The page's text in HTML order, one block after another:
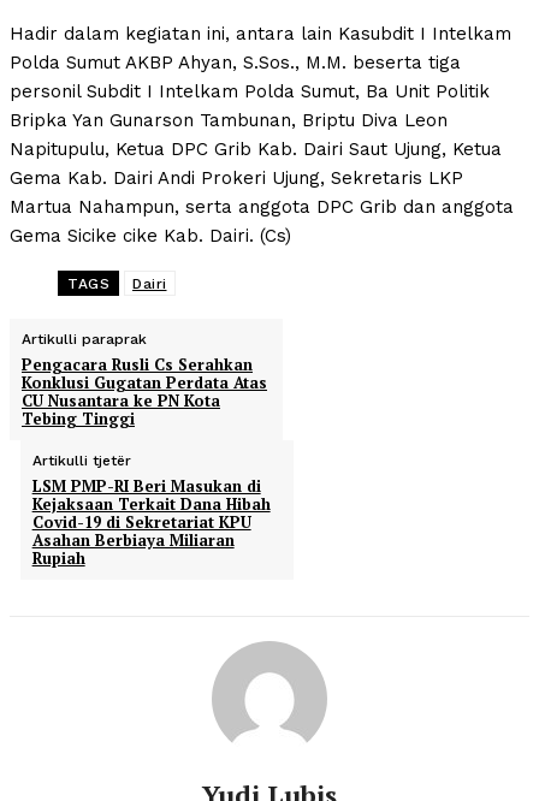
Hadir dalam kegiatan ini, antara lain Kasubdit I Intelkam
Polda Sumut AKBP Ahyan, S.Sos., M.M. beserta tiga
personil Subdit I Intelkam Polda Sumut, Ba Unit Politik
Bripka Yan Gunarson Tambunan, Briptu Diva Leon
Napitupulu, Ketua DPC Grib Kab. Dairi Saut Ujung, Ketua
Gema Kab. Dairi Andi Prokeri Ujung, Sekretaris LKP
Martua Nahampun, serta anggota DPC Grib dan anggota
Gema Sicike cike Kab. Dairi. (Cs)
TAGS Dairi
Artikulli paraprak
Pengacara Rusli Cs Serahkan
Konklusi Gugatan Perdata Atas
CU Nusantara ke PN Kota
Tebing Tinggi
Artikulli tjetër
LSM PMP-RI Beri Masukan di
Kejaksaan Terkait Dana Hibah
Covid-19 di Sekretariat KPU
Asahan Berbiaya Miliaran
Rupiah